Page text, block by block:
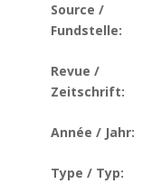
Source /
Fundstelle:
Revue /
Zeitschrift:
Année / Jahr:
Type / Typ: